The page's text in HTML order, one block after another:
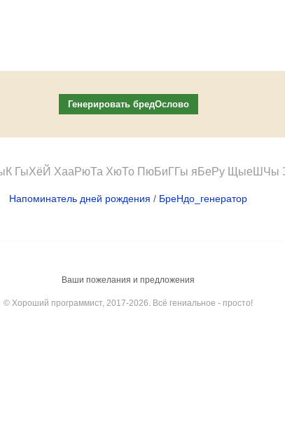
Генерировать бредОслово
ГыХёЙ ХааРюТа ХюТо ПюБиГГы яБеРу ЩыеШЧы
Напоминатель дней рождения / БреНдо_генератор
Ваши пожелания и предложения
© Хороший программист, 2017-2026. Всё гениальное - просто!